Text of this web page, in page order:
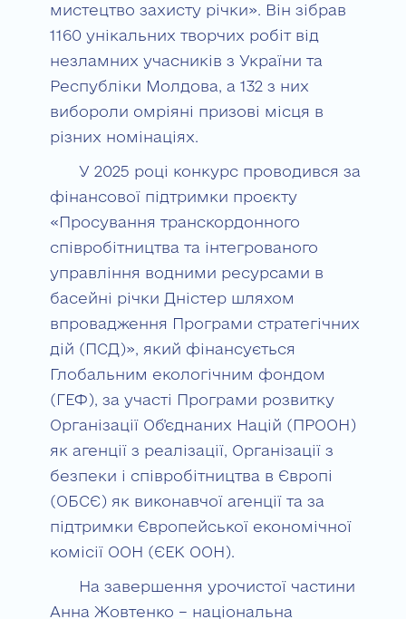
мистецтво захисту річки». Він зібрав
1160 унікальних творчих робіт від
незламних учасників з України та
Республіки Молдова, а 132 з них
вибороли омріяні призові місця в
різних номінаціях.
У 2025 році конкурс проводився за
фінансової підтримки проєкту
«Просування транскордонного
співробітництва та інтегрованого
управління водними ресурсами в
басейні річки Дністер шляхом
впровадження Програми стратегічних
дій (ПСД)», який фінансується
Глобальним екологічним фондом
(ГЕФ), за участі Програми розвитку
Організації Об’єднаних Націй (ПРООН)
як агенції з реалізації, Організації з
безпеки і співробітництва в Європі
(ОБСЄ) як виконавчої агенції та за
підтримки Європейської економічної
комісії ООН (ЄЕК ООН).
На завершення урочистої частини
Анна Жовтенко – національна